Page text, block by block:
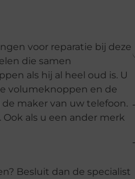
voor reparatie bij deze
die samen
als hij al heel oud is. U
volumeknoppen en de
maker van uw telefoon.
als u een ander merk
Besluit dan de specialist